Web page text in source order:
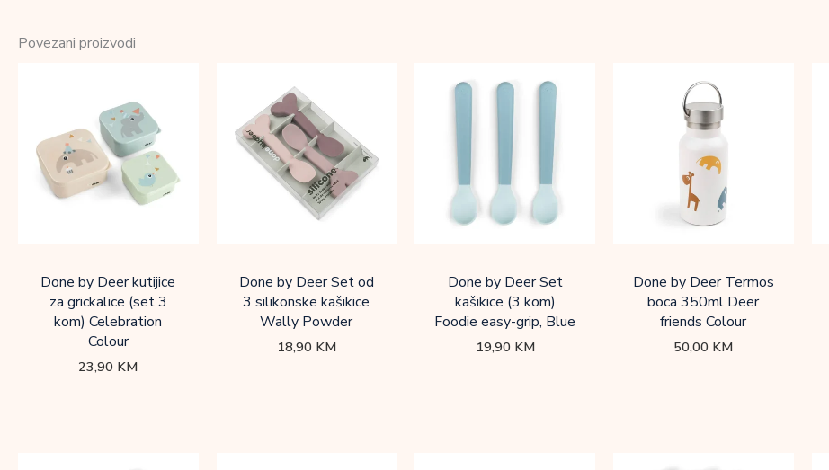
Povezani proizvodi
Done by Deer kutijice
za grickalice (set 3
kom) Celebration
Colour
23,90 KM
Done by Deer Set od
3 silikonske kašikice
Wally Powder
18,90 KM
Done by Deer Set
kašikice (3 kom)
Foodie easy-grip, Blue
19,90 KM
Done by Deer Termos
boca 350ml Deer
friends Colour
50,00 KM